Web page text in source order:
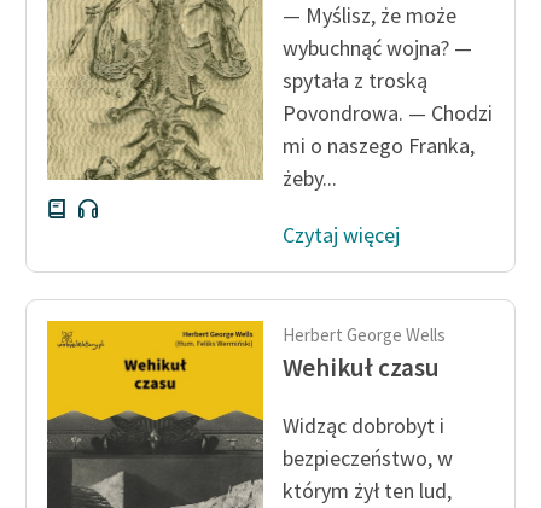
E-kolekcja lektur
szkolnych i literatury do
słuchania dla uczennic i
uczniów z
niepełnosprawnościami
Feministyczne inspiracje.
Popularyzacja
feministycznej
Ręce pełne poezji
Kolekcje edukacyjne
do domeny publicznej,
lektur szkolnych oraz
Starego Testamentu
— Myślisz, że może
wybuchnąć wojna? —
spytała z troską
Povondrowa. — Chodzi
mi o naszego Franka,
żeby...
Czytaj więcej
Herbert George Wells
Wehikuł czasu
Widząc dobrobyt i
bezpieczeństwo, w
którym żył ten lud,